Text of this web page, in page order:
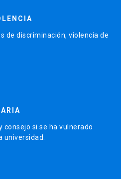
de discriminación, violencia de
si se ha vulnerado
universidad.